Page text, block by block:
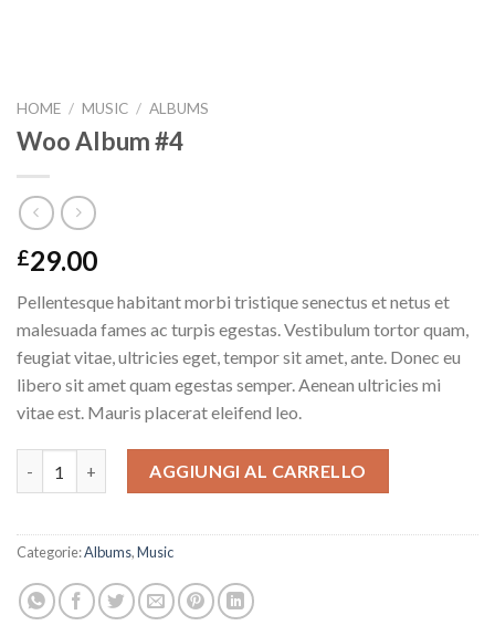
HOME / MUSIC / ALBUMS
Woo Album #4
£29.00
Pellentesque habitant morbi tristique senectus et netus et
malesuada fames ac turpis egestas. Vestibulum tortor quam,
feugiat vitae, ultricies eget, tempor sit amet, ante. Donec eu
libero sit amet quam egestas semper. Aenean ultricies mi
vitae est. Mauris placerat eleifend leo.
AGGIUNGI AL CARRELLO
Categorie:Albums,Music